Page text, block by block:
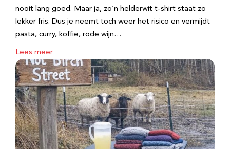
nooit lang goed. Maar ja, zo’n helderwit t-shirt staat zo
lekker fris. Dus je neemt toch weer het risico en vermijdt
pasta, curry, koffie, rode wijn…
Lees meer